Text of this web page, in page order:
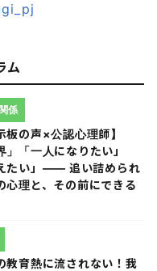
ム
板の声×公認心理師】
」「一人になりたい」
たい」―― 追い詰められ
心理と、その前にできる
係
教育熱に流されない！我